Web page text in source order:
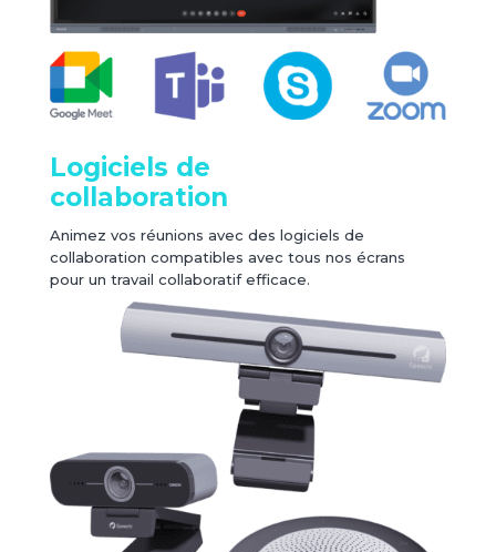
Logiciels de
collaboration
Animez vos réunions avec des logiciels de
collaboration compatibles avec tous nos écrans
pour un travail collaboratif efficace.